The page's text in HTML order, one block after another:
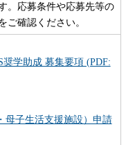
。応募条件や応募先等の
ご確認ください。
奨学助成 募集要項 (PDF:
母子生活支援施設）申請